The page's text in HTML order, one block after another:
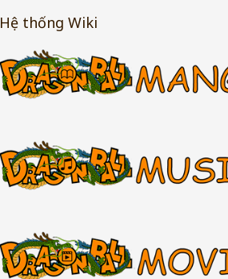
Hệ thống Wiki